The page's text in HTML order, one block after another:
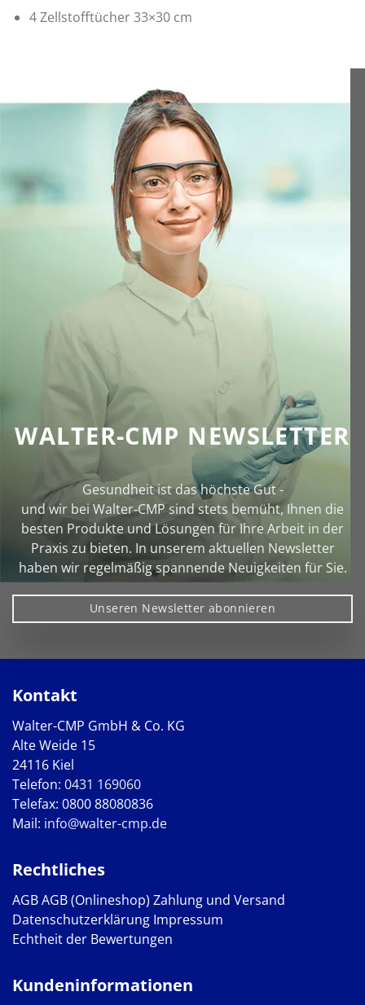
4 Zellstofftücher 33×30 cm
WALTER-CMP NEWSLETTER
Gesundheit ist das höchste Gut -
und wir bei Walter‑CMP sind stets bemüht, Ihnen die
besten Produkte und Lösungen für Ihre Arbeit in der
Praxis zu bieten. In unserem aktuellen Newsletter
haben wir regelmäßig spannende Neuigkeiten für Sie.
Unseren Newsletter abonnieren
Kontakt
Walter-CMP GmbH & Co. KG
Alte Weide 15
24116 Kiel
Telefon: 0431 169060
Telefax: 0800 88080836
Mail: info@walter-cmp.de
Rechtliches
AGBAGB (Onlineshop) Zahlung und Versand
Datenschutzerklärung Impressum
Echtheit der Bewertungen
Kundeninformationen